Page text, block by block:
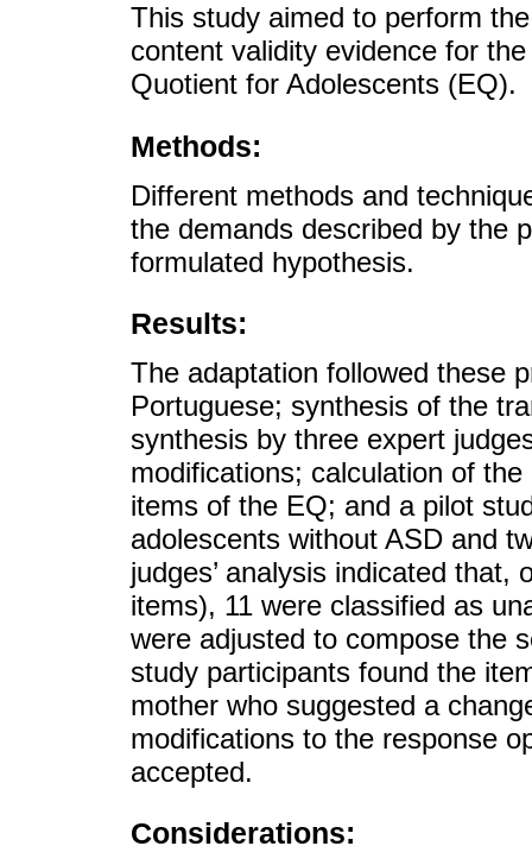
This study aimed to perform
content validity evidence for
Quotient for Adolescents (EQ).
Methods:
Different methods and
the demands described by the
formulated hypothesis.
Results:
The adaptation followed these
Portuguese; synthesis of the
synthesis by three expert
modifications; calculation of
items of the EQ; and a pilot
adolescents without ASD and
judges’ analysis indicated
items), 11 were classified as
were adjusted to compose the
study participants found the
mother who suggested a
modifications to the response
accepted.
Considerations: